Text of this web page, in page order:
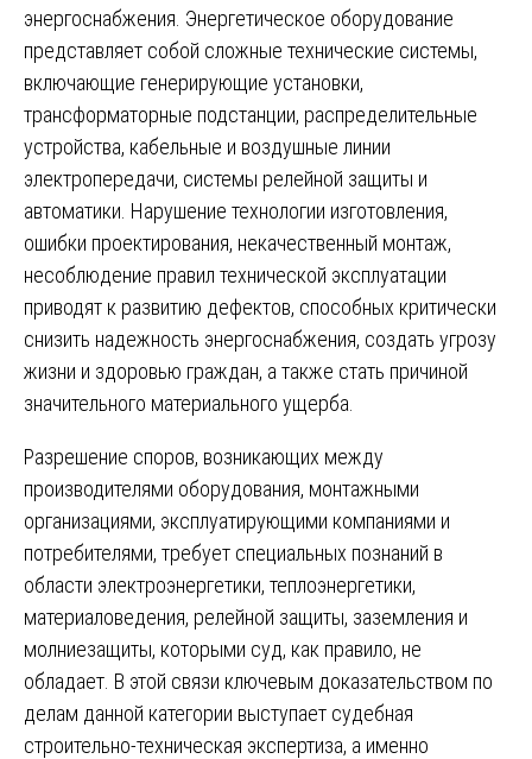
энергоснабжения. Энергетическое оборудование
представляет собой сложные технические системы,
включающие генерирующие установки,
трансформаторные подстанции, распределительные
устройства, кабельные и воздушные линии
электропередачи, системы релейной защиты и
автоматики. Нарушение технологии изготовления,
ошибки проектирования, некачественный монтаж,
несоблюдение правил технической эксплуатации
приводят к развитию дефектов, способных критически
снизить надежность энергоснабжения, создать угрозу
жизни и здоровью граждан, а также стать причиной
значительного материального ущерба.
Разрешение споров, возникающих между
производителями оборудования, монтажными
организациями, эксплуатирующими компаниями и
потребителями, требует специальных познаний в
области электроэнергетики, теплоэнергетики,
материаловедения, релейной защиты, заземления и
молниезащиты, которыми суд, как правило, не
обладает. В этой связи ключевым доказательством по
делам данной категории выступает судебная
строительно-техническая экспертиза, а именно